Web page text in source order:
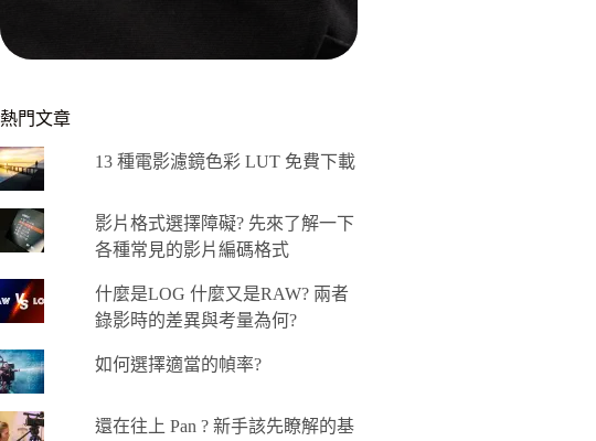
熱門文章
13 種電影濾鏡色彩 LUT 免費下載
影片格式選擇障礙? 先來了解一下
各種常見的影片編碼格式
什麼是LOG 什麼又是RAW? 兩者
錄影時的差異與考量為何?
如何選擇適當的幀率?
還在往上 Pan ? 新手該先瞭解的基